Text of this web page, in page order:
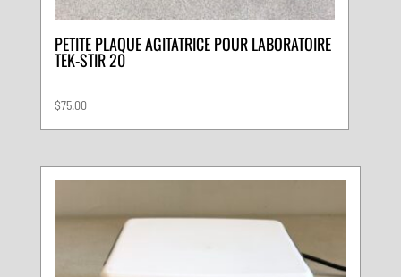
PETITE PLAQUE AGITATRICE POUR LABORATOIRE
TEK-STIR 20
$75.00